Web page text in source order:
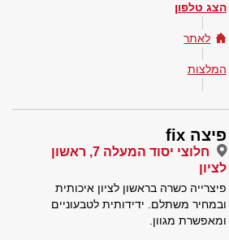
הצג טלפון
לאתר
המלצות
פיצה fix
חלוצי יסוד המעלה 7, ראשון
לציון
פיצרייה כשרה בראשון לציון איכותית
ובמחיר משתלם. ידידותית לטבעוניים
ומאפשרת מגוון.